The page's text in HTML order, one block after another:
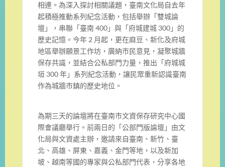
相連。為深入探討相關議題，臺南文化局自去年
起積極推動系列紀念活動，包括舉辦「雙城論
壇」，串聯「臺南 400」與「府城建城 300」的
歷史記憶。今年 2 月起，更在麻豆、新化及府城
地區舉辦願景工作坊，廣納市民意見，凝聚城牆
保存共識，並結合公私部門力量，推出「府城城
垣 300 年」系列紀念活動，讓民眾重新認識臺南
作為城牆市鎮的歷史地位。
為期三天的論壇將在臺南市文資保存研究中心國
際會議廳舉行。前兩日的「公部門版論壇」由文
化局與文資處主辦，邀請來自臺南、新竹、臺
北、高雄、屏東、嘉義、金門等地，以及新加
坡、越南等國的專家與公私部門代表，分享各地